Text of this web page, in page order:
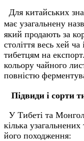
Для китайських
має узагальнену
який продають за
століття весь хей
тибетцям на
кольору чайного
повністю
Підвиди і сорти
У Тибеті та
кілька узагальнених
його походження: